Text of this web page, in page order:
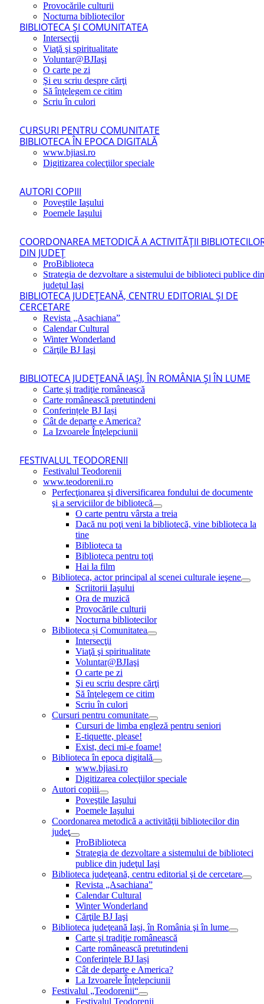
Provocările culturii
Nocturna bibliotecilor
BIBLIOTECA ŞI COMUNITATEA
Intersecţii
Viaţă şi spiritualitate
Voluntar@BJIaşi
O carte pe zi
Şi eu scriu despre cărţi
Să înţelegem ce citim
Scriu în culori
CURSURI PENTRU COMUNITATE
BIBLIOTECA ÎN EPOCA DIGITALĂ
www.bjiasi.ro
Digitizarea colecţiilor speciale
AUTORI COPIII
Poveştile Iaşului
Poemele Iaşului
COORDONAREA METODICĂ A ACTIVITĂŢII
DIN JUDEŢ
ProBiblioteca
Strategia de dezvoltare a sistemului de biblioteci publice din
judeţul Iaşi
BIBLIOTECA JUDEŢEANĂ, CENTRU EDITORIAL ŞI DE
CERCETARE
Revista „Asachiana”
Calendar Cultural
Winter Wonderland
Cărţile BJ Iaşi
BIBLIOTECA JUDEŢEANĂ IAŞI, ÎN ROMÂNIA ŞI ÎN LUME
Carte şi tradiţie românească
Carte românească pretutindeni
Conferințele BJ Iași
Cât de departe e America?
La Izvoarele Înţelepciunii
FESTIVALUL TEODORENII
Festivalul Teodorenii
www.teodorenii.ro
Perfecţionarea şi diversificarea fondului de documente
şi a serviciilor de bibliotecă
O carte pentru vârsta a treia
Dacă nu poţi veni la bibliotecă, vine biblioteca la
tine
Biblioteca ta
Biblioteca pentru toţi
Hai la film
Biblioteca, actor principal al scenei culturale ieşene
Scriitorii Iaşului
Ora de muzică
Provocările culturii
Nocturna bibliotecilor
Biblioteca și Comunitatea
Intersecţii
Viaţă şi spiritualitate
Voluntar@BJIaşi
O carte pe zi
Şi eu scriu despre cărţi
Să înţelegem ce citim
Scriu în culori
Cursuri pentru comunitate
Cursuri de limba engleză pentru seniori
E-tiquette, please!
Exist, deci mi-e foame!
Biblioteca în epoca digitală
www.bjiasi.ro
Digitizarea colecţiilor speciale
Autori copiii
Poveştile Iaşului
Poemele Iaşului
Coordonarea metodică a activităţii bibliotecilor din
judeţ
ProBiblioteca
Strategia de dezvoltare a sistemului de biblioteci
publice din judeţul Iaşi
Biblioteca judeţeană, centru editorial şi de cercetare
Revista „Asachiana”
Calendar Cultural
Winter Wonderland
Cărţile BJ Iaşi
Biblioteca judeţeană Iaşi, în România şi în lume
Carte şi tradiţie românească
Carte românească pretutindeni
Conferințele BJ Iași
Cât de departe e America?
La Izvoarele Înţelepciunii
Festivalul „Teodorenii“
Festivalul Teodorenii